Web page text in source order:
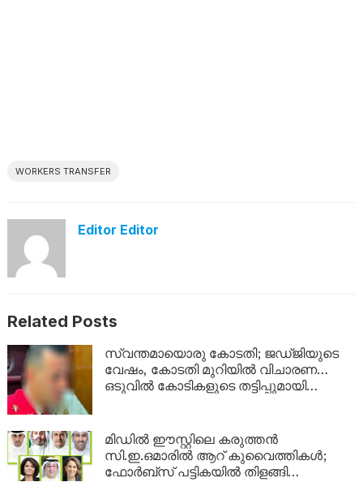
WORKERS TRANSFER
Editor Editor
Related Posts
സ്വന്തമായൊരു കോടതി; ജഡ്ജിയുടെ
വേഷം, കോടതി മുറിയിൽ വിചാരണ…
ഒടുവിൽ കോടികളുടെ തട്ടിപ്പുമായി
മിഡിൽ ഈസ്റ്റിലെ കരുത്തൻ
സി.ഇ.ഒമാരിൽ ആറ് കുവൈത്തികൾ;
ഫോർബ്സ് പട്ടികയിൽ തിളങ്ങി